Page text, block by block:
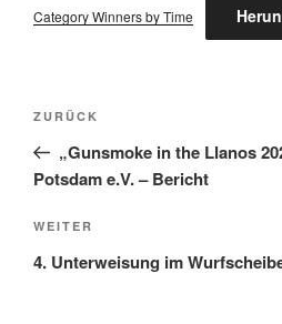
Category Winners by Time
Beitragsnavigation
Vorheriger
Beitrag
ZURÜCK
„Gunsmoke in the Llanos
Potsdam e.V. – Bericht
Nächster
Beitrag
WEITER
4. Unterweisung im